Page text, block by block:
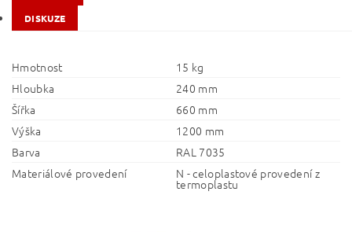
DISKUZE
Hmotnost
15 kg
Hloubka
240 mm
Šířka
660 mm
Výška
1200 mm
Barva
RAL 7035
Materiálové provedení
N - celoplastové provedení z
termoplastu